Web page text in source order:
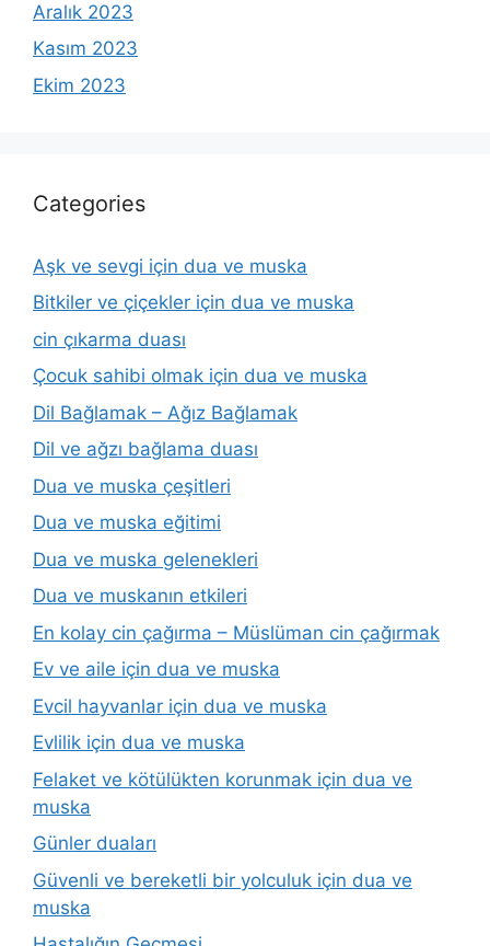
Aralık 2023
Kasım 2023
Ekim 2023
Categories
Aşk ve sevgi için dua ve muska
Bitkiler ve çiçekler için dua ve muska
cin çıkarma duası
Çocuk sahibi olmak için dua ve muska
Dil Bağlamak – Ağız Bağlamak
Dil ve ağzı bağlama duası
Dua ve muska çeşitleri
Dua ve muska eğitimi
Dua ve muska gelenekleri
Dua ve muskanın etkileri
En kolay cin çağırma – Müslüman cin çağırmak
Ev ve aile için dua ve muska
Evcil hayvanlar için dua ve muska
Evlilik için dua ve muska
Felaket ve kötülükten korunmak için dua ve
muska
Günler duaları
Güvenli ve bereketli bir yolculuk için dua ve
muska